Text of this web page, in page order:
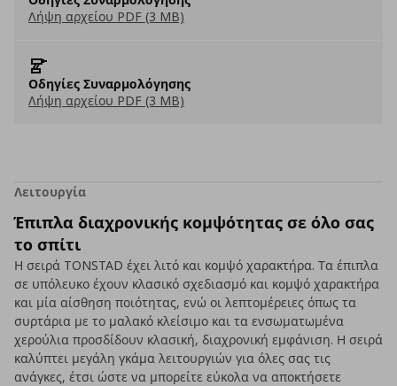
Λήψη αρχείου PDF (3 MB)
Οδηγίες Συναρμολόγησης
Λήψη αρχείου PDF (3 MB)
Λειτουργία
Έπιπλα διαχρονικής κομψότητας σε όλο σας
το σπίτι
Η σειρά TONSTAD έχει λιτό και κομψό χαρακτήρα. Τα έπιπλα
σε υπόλευκο έχουν κλασικό σχεδιασμό και κομψό χαρακτήρα
και μία αίσθηση ποιότητας, ενώ οι λεπτομέρειες όπως τα
συρτάρια με το μαλακό κλείσιμο και τα ενσωματωμένα
χερούλια προσδίδουν κλασική, διαχρονική εμφάνιση. Η σειρά
καλύπτει μεγάλη γκάμα λειτουργιών για όλες σας τις
ανάγκες, έτσι ώστε να μπορείτε εύκολα να αποκτήσετε